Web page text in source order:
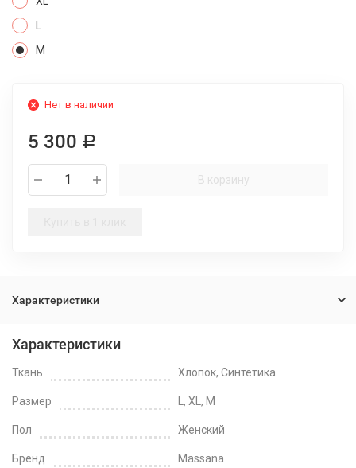
M
Нет в наличии
5 300 Р
В корзину
Характеристики
Характеристики
Ткань Хлопок, Синтетика
Размер L, XL, M
Пол Женский
Бренд Massana